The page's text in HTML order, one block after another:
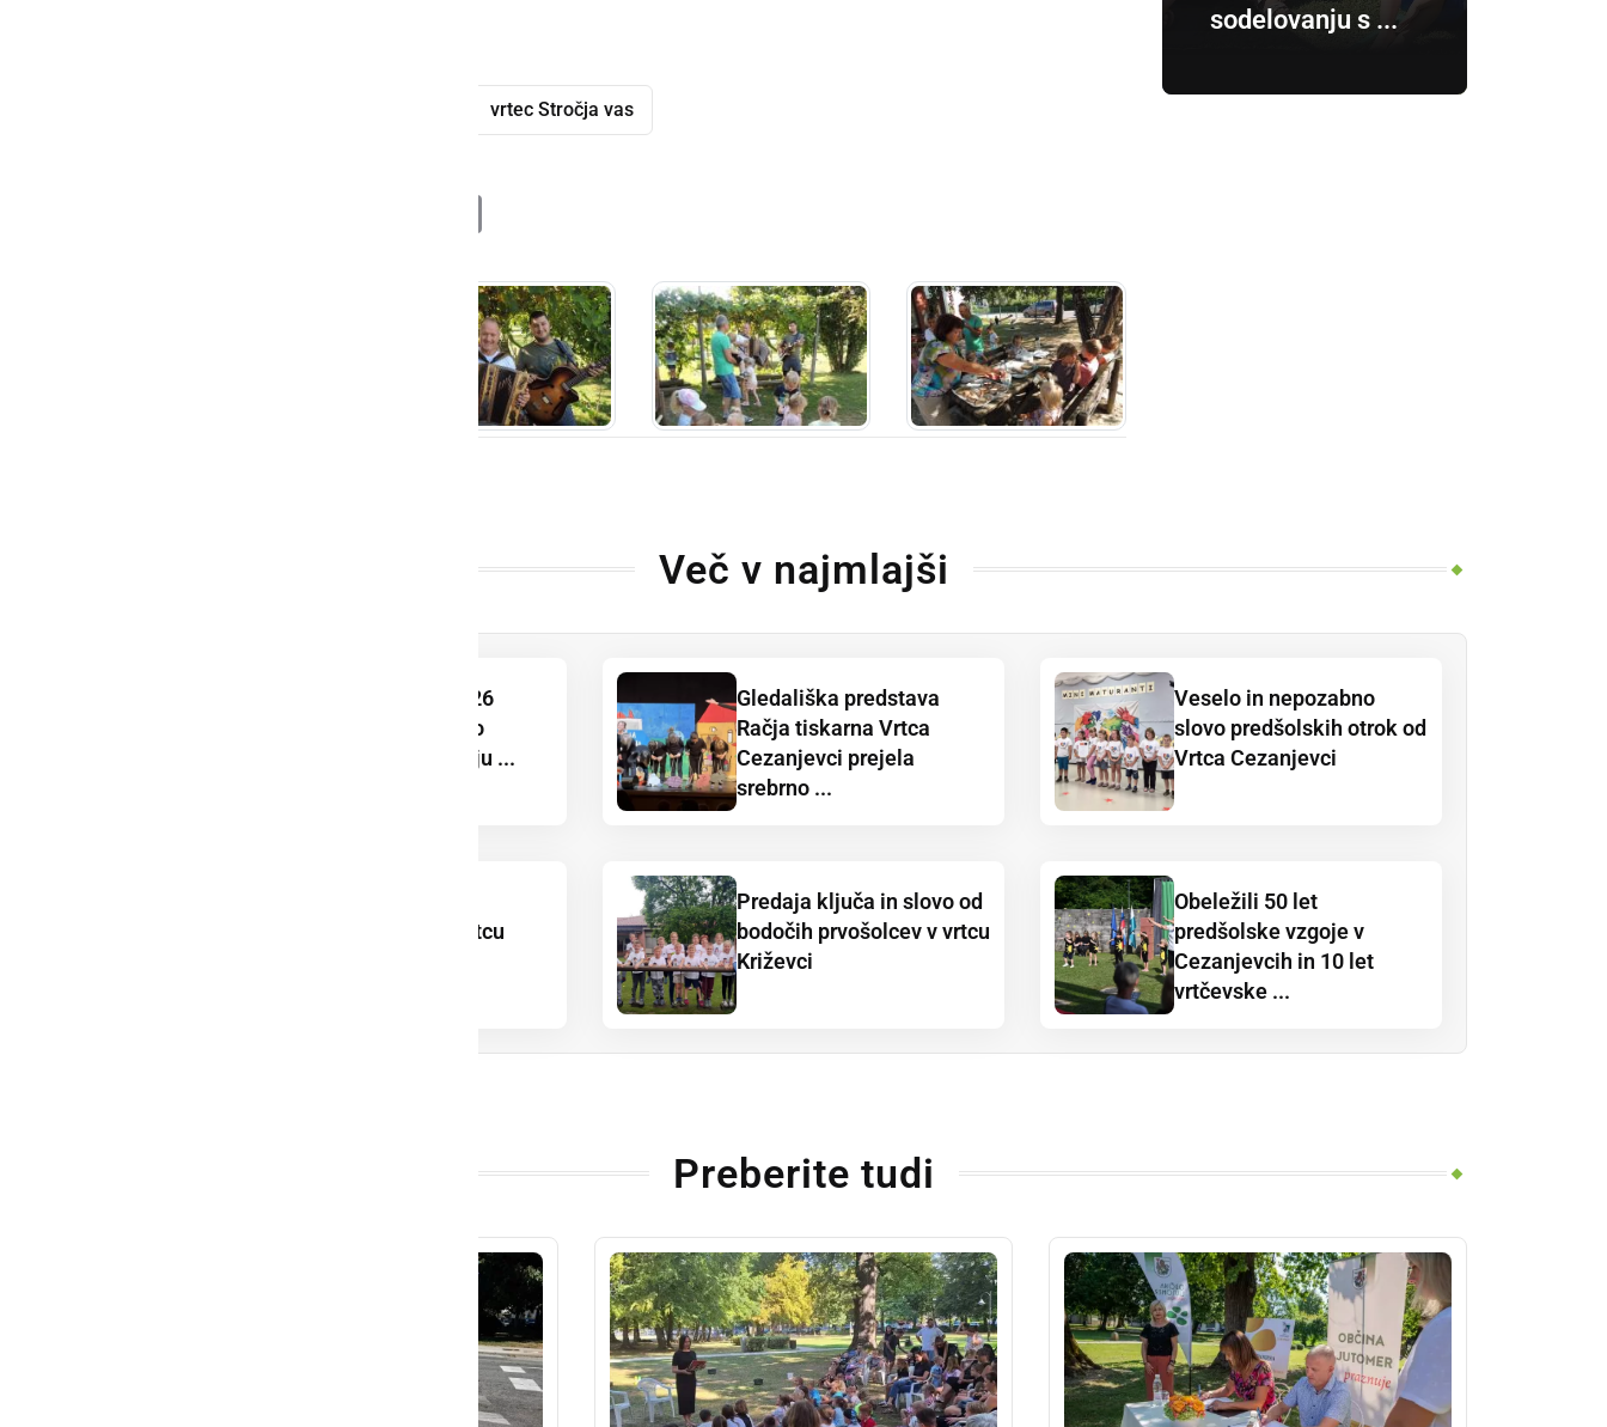
vrtec Stročja vas
PrintFriendly
sodelovanju s ...
Več v najmlajši
Mini maturanti 2026
zaključili vrtčevsko
obdobje v znamenju ...
Gledališka predstava
Račja tiskarna Vrtca
Cezanjevci prejela
srebrno ...
Veselo in nepozabno
slovo predšolskih otrok od
Vrtca Cezanjevci
pustolovščine v Vrtcu
Predaja ključa in slovo od
bodočih prvošolcev v vrtcu
Križevci
Obeležili 50 let
predšolske vzgoje v
Cezanjevcih in 10 let
vrtčevske ...
Preberite tudi